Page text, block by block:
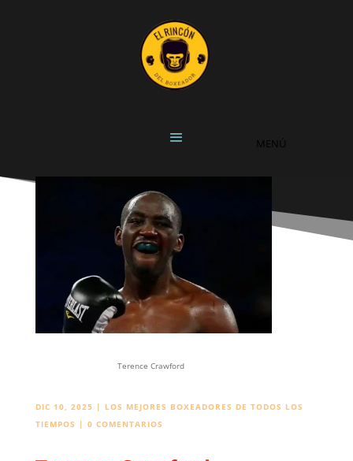
Terence Crawford
DIC 10, 2025 | LOS MEJORES BOXEADORES DE TODOS LOS
TIEMPOS | 0 COMENTARIOS